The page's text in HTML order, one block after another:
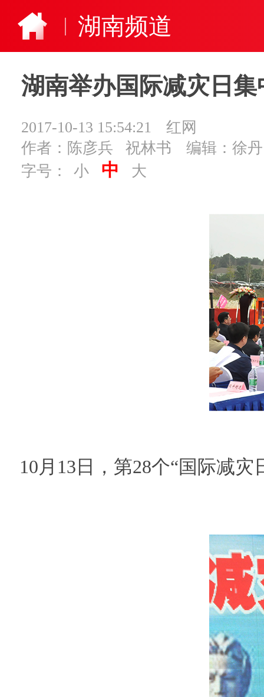
湖南频道
湖南举办国际减灾日
2017-10-13 15:54:21
红网
作者：陈彦兵 祝林书
编辑：徐丹
字号：
小 中 大
10月13日，第28个“国际减